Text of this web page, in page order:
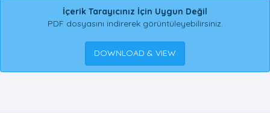
İçerik Tarayıcınız İçin Uygun Değil
PDF dosyasını indirerek görüntüleyebilirsiniz.
DOWNLOAD & VIEW